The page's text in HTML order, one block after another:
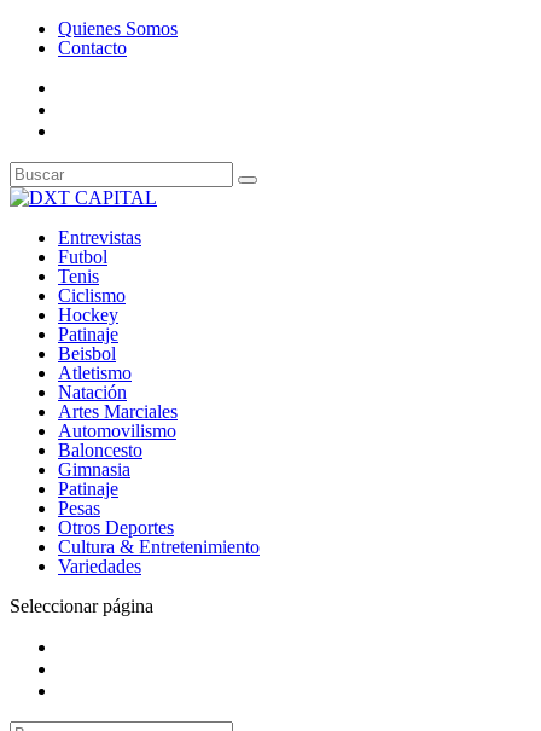
Quienes Somos
Contacto
Entrevistas
Futbol
Tenis
Ciclismo
Hockey
Patinaje
Beisbol
Atletismo
Natación
Artes Marciales
Automovilismo
Baloncesto
Gimnasia
Patinaje
Pesas
Otros Deportes
Cultura & Entretenimiento
Variedades
Seleccionar página